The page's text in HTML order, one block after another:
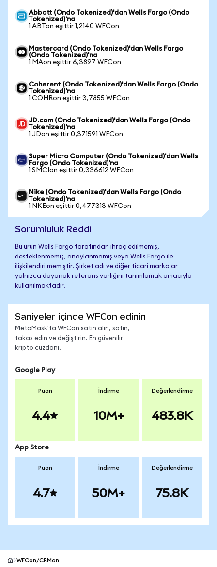
Abbott (Ondo Tokenized)'dan Wells Fargo (Ondo
Tokenized)'na
1 ABTon eşittir 1,2140 WFCon
Mastercard (Ondo Tokenized)'dan Wells Fargo
(Ondo Tokenized)'na
1 MAon eşittir 6,3897 WFCon
Coherent (Ondo Tokenized)'dan Wells Fargo (Ondo
Tokenized)'na
1 COHRon eşittir 3,7855 WFCon
JD.com (Ondo Tokenized)'dan Wells Fargo (Ondo
Tokenized)'na
1 JDon eşittir 0,371591 WFCon
Super Micro Computer (Ondo Tokenized)'dan Wells
Fargo (Ondo Tokenized)'na
1 SMCIon eşittir 0,336612 WFCon
Nike (Ondo Tokenized)'dan Wells Fargo (Ondo
Tokenized)'na
1 NKEon eşittir 0,477313 WFCon
Sorumluluk Reddi
Bu ürün Wells Fargo tarafından ihraç edilmemiş,
desteklenmemiş, onaylanmamış veya Wells Fargo ile
ilişkilendirilmemiştir. Şirket adı ve diğer ticari markalar
yalnızca dayanak referans varlığını tanımlamak amacıyla
kullanılmaktadır.
Saniyeler içinde WFCon edinin
MetaMask'ta WFCon satın alın, satın,
takas edin ve değiştirin. En güvenilir
kripto cüzdanı.
Google Play
Puan
4.4
İndirme
10M+
Değerlendirme
483.8K
App Store
Puan
4.7
İndirme
50M+
Değerlendirme
75.8K
WFCon/CRMon